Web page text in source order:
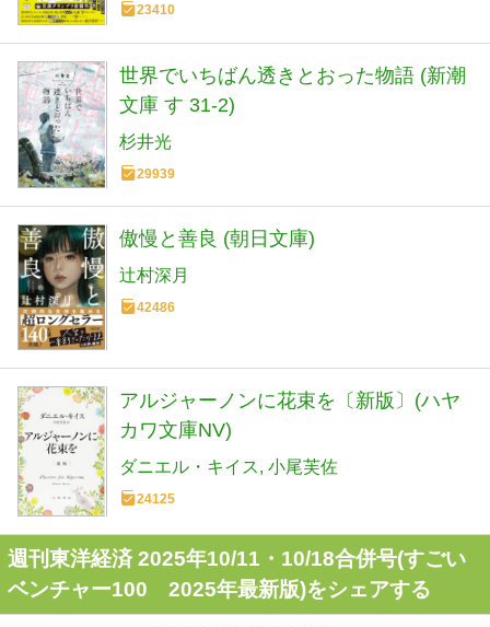
23410
世界でいちばん透きとおった物語 (新潮
文庫 す 31-2)
杉井光
29939
傲慢と善良 (朝日文庫)
辻村深月
42486
アルジャーノンに花束を〔新版〕(ハヤ
カワ文庫NV)
ダニエル・キイス 小尾芙佐
24125
週刊東洋経済 2025年10/11・10/18合併号(すごい
ベンチャー100 2025年最新版)をシェアする